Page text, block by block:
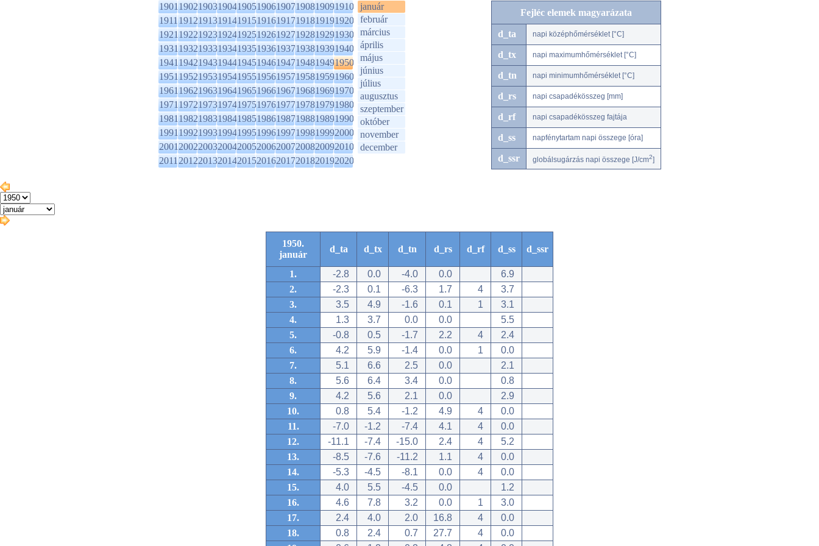
1901190219031904190519061907190819091910
1911191219131914191519161917191819191920
1921192219231924192519261927192819291930
1931193219331934193519361937193819391940
1941194219431944194519461947194819491950
1951195219531954195519561957195819591960
1961196219631964196519661967196819691970
1971197219731974197519761977197819791980
1981198219831984198519861987198819891990
1991199219931994199519961997199819992000
2001200220032004200520062007200820092010
2011201220132014201520162017201820192020
január
február
március
április
május
június
július
augusztus
szeptember
október
november
december
Fejléc elemek magyarázata
d_ta napi középhőmérséklet [°C]
d_tx napi maximumhőmérséklet [°C]
d_tn napi minimumhőmérséklet [°C]
d_rs napi csapadékösszeg [mm]
d_rf napi csapadékösszeg fajtája
d_ss napfénytartam napi összege [óra]
d_ssr globálsugárzás napi összege [J/cm2]
1950.
január
d_ta d_tx d_tn d_rs d_rf d_ss d_ssr
1. -2.8 0.0 -4.0 0.0
6.9
2.
-2.3 0.1 -6.3 1.7 4
3.7
3.
3.5 4.9 -1.6 0.1 1
3.1
4.
1.3 3.7 0.0 0.0
5.5
5.
-0.8 0.5 -1.7 2.2 4
2.4
6.
4.2 5.9 -1.4 0.0 1
0.0
7.
5.1 6.6 2.5 0.0
2.1
8.
5.6 6.4 3.4 0.0
0.8
9.
4.2 5.6 2.1 0.0
2.9
10.
0.8 5.4 -1.2 4.9 4
0.0
11.
-7.0 -1.2 -7.4 4.1 4
0.0
12.
-11.1 -7.4 -15.0 2.4 4
5.2
13.
-8.5 -7.6 -11.2 1.1 4
0.0
14.
-5.3 -4.5 -8.1 0.0 4
0.0
15.
4.0 5.5 -4.5 0.0
1.2
16.
4.6 7.8 3.2 0.0 1
3.0
17.
2.4 4.0 2.0 16.8 4
0.0
18.
0.8 2.4 0.7 27.7 4
0.0